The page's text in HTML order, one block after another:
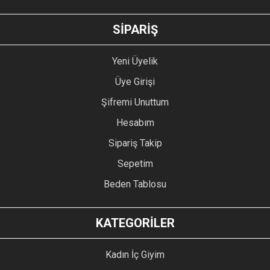
GÖNDER
SİPARİŞ
Yeni Üyelik
Üye Girişi
Şifremi Unuttum
Hesabım
Sipariş Takip
Sepetim
Beden Tablosu
KATEGORİLER
Kadın İç Giyim